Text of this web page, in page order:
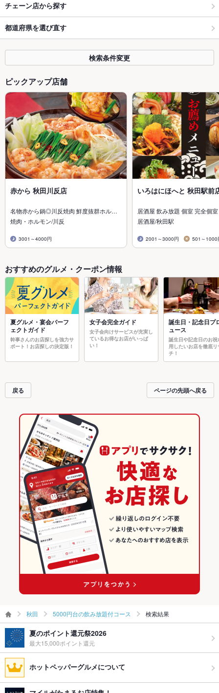
チェーン店から探す
都道府県を選び直す
検索条件変更
ピックアップ店舗
赤から 秋田川反店
名物赤から鍋◎川反焼肉 鮮度抜群ホル…
焼肉・ホルモン/川反
3001～4000円
いろはにほへと 秋田駅前
居酒屋 飲み放題 個室 完全個
居酒屋/秋田駅
2001～3000円 501～1000
おすすめのグルメ・クーポン情報
夏グルメ・宴会パーフ
ェクトガイド
幹事さんのお店探しを強力サ
ポート！お店探しの決定版！
女子会完全ガイド
女子会向けサービスが充実し
ているお得なお店がいっぱ
い！
誕生日・記念日プ
ュース
誕生日や記念日のお祝
用したいお店を徹底リ
チ！
戻る ページの先頭へ戻る
秋田 5000円台の飲み放題付コース 検索結果
夏のポイント還元祭2026
最大15,000ポイント還元
ホットペッパーグルメについて